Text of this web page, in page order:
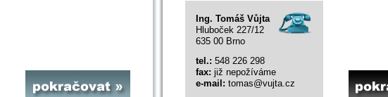
Ing. Tomáš Vůjta
Hluboček 227/12
635 00 Brno
tel.: 548 226 298
fax: již nepožíváme
e-mail: tomas@vujta.cz